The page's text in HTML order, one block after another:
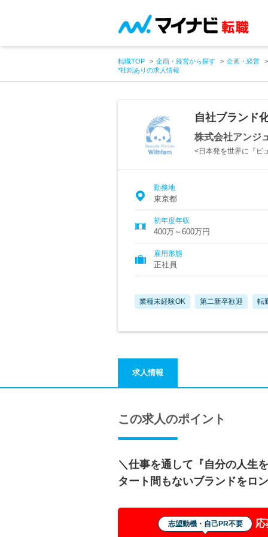
転職TOP 企画・経営から探す
企画・経営
*社割ありの求人情報
自社ブランド
株式会社アンジ
<日本発を世界に『ビ
勤務地
東京都
初年度年収
400万～600万円
雇用形態
正社員
業種未経験OK 第二新卒歓迎 転
求人情報
この求人のポイント
＼仕事を通して『自分の人生
タート間もないブランドをロ
志望動機・自己PR不要